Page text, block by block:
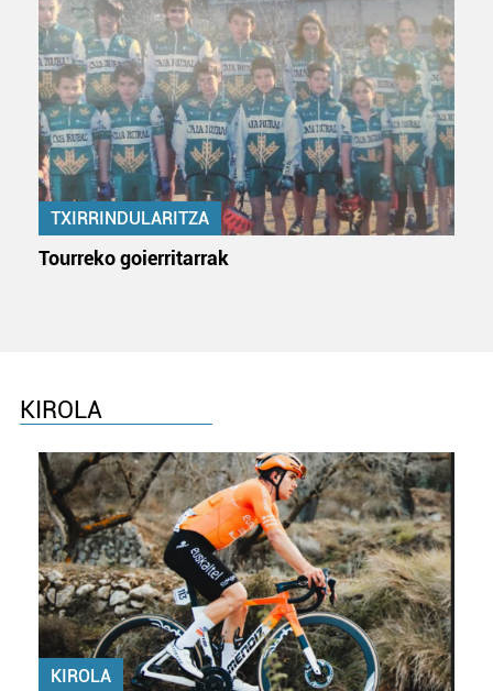
TXIRRINDULARITZA
Tourreko goierritarrak
KIROLA
KIROLA